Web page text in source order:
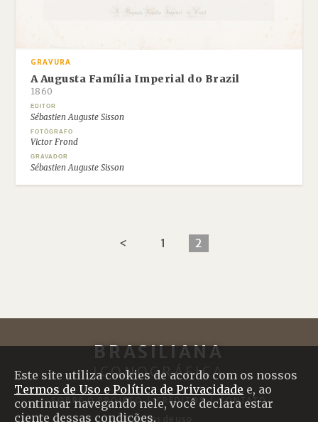
Este site utiliza cookies de acordo com os nossos
Termos de Uso e Política de Privacidade e, ao
continuar navegando nele, você declara estar
ciente dessas condições.
GRAVURA
A Augusta Família Imperial do Brazil
1860
EDITOR
Sébastien Auguste Sisson
FOTÓGRAFO
Victor Frond
GRAVADOR
Sébastien Auguste Sisson
< 1 2
BRASILIANA
ICONOGRÁFICA
SOBRE O PROJETO| CRÉDITOS |CONTATO
Termos de uso